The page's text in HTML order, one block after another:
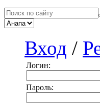
Вход /
Логин:
Пароль: